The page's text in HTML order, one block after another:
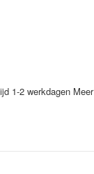
1-2 werkdagen Meer